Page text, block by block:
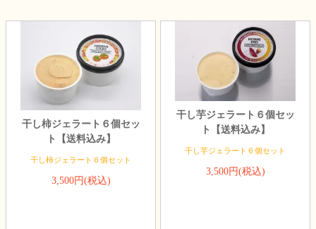
干し柿ジェラート６個セッ
ト【送料込み】
干し柿ジェラート６個セット
3,500円(税込)
干し芋ジェラート６個セッ
ト【送料込み】
干し芋ジェラート６個セット
3,500円(税込)